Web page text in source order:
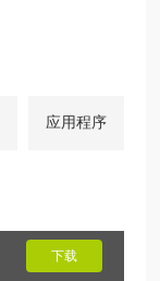
应用程序
下载